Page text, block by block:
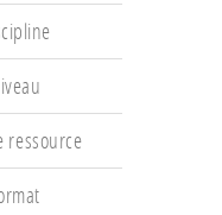
ressource